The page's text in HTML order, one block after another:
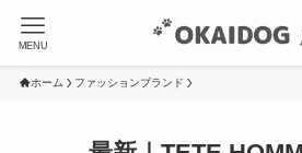
MENU
ホーム ファッションブランド